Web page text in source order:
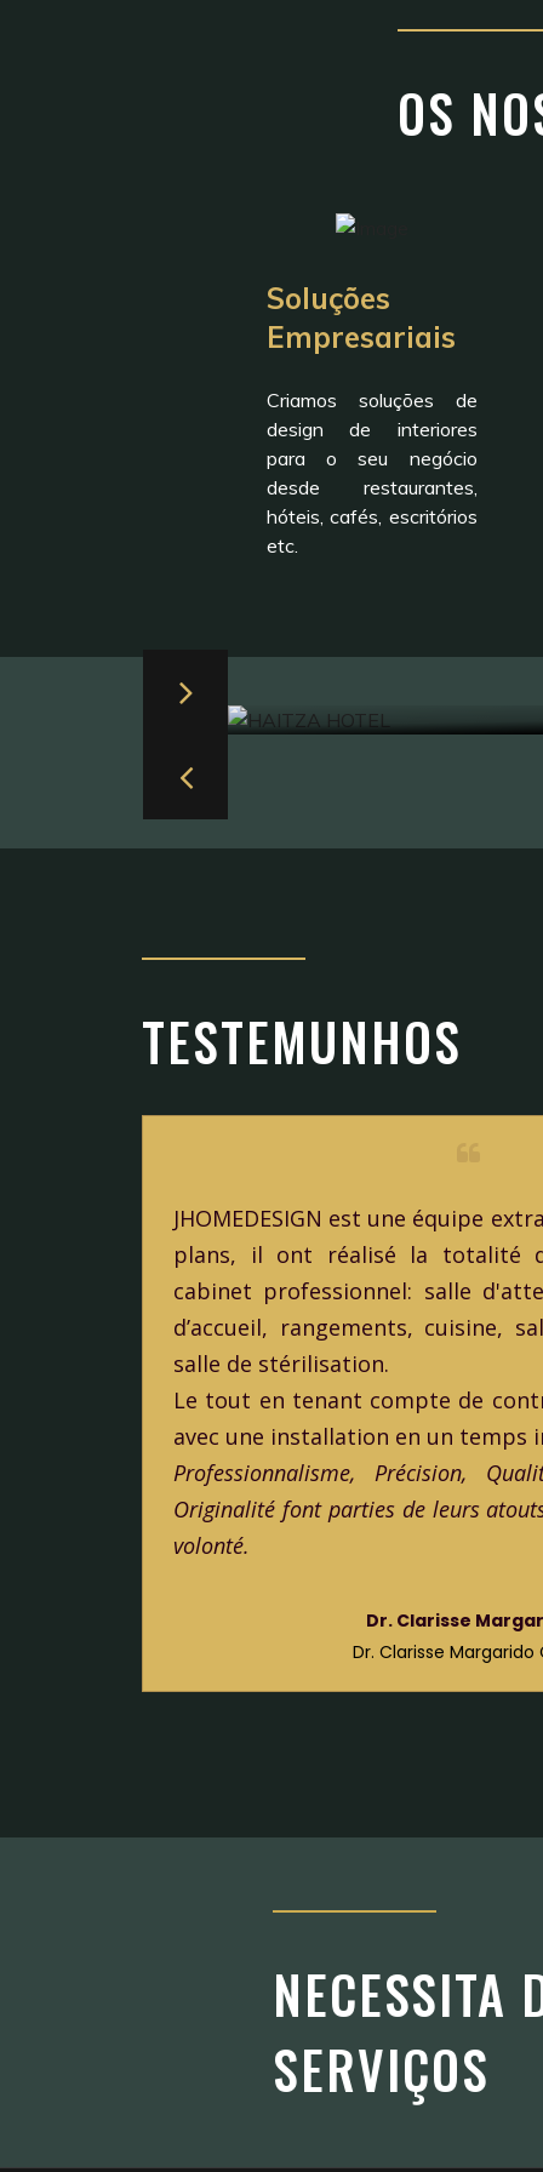
OS
Soluções
Empresariais
Criamos soluções de
design de interiores
para o seu negócio
desde restaurantes,
hóteis, cafés, escritórios
etc.
HAITZA HOTEL
Previous
Next
TESTEMUNHOS
JHOMEDESIGN est une équipe
plans, il ont réalisé la totalité
cabinet professionnel: salle
d’accueil, rangements, cuisine,
salle de stérilisation.
Le tout en tenant compte de
avec une installation en un temps
Professionnalisme, Précision,
Originalité font parties de leurs
volonté.
Dr. Clarisse
Dr. Clarisse Margarido
NECESSITA
SERVIÇOS